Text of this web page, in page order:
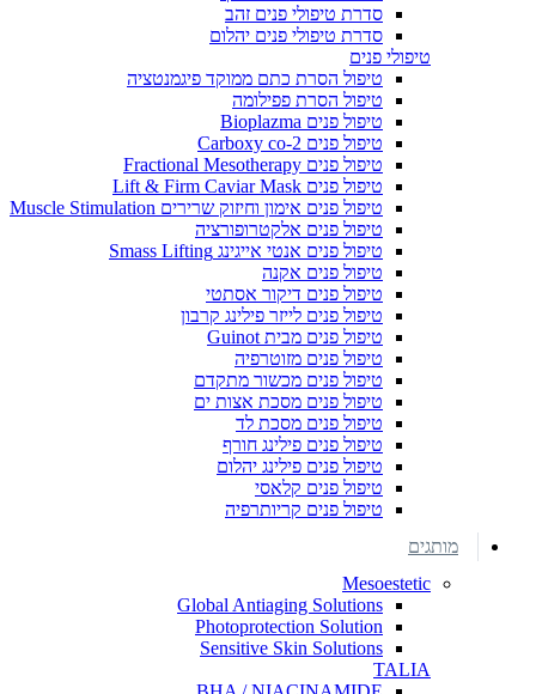
סדרת טיפולי פנים זהב
סדרת טיפולי פנים יהלום
טיפולי פנים
טיפול הסרת כתם ממוקד פיגמנטציה
טיפול הסרת פפילומה
טיפול פנים Bioplazma
טיפול פנים Carboxy co-2
טיפול פנים Fractional Mesotherapy
טיפול פנים Lift & Firm Caviar Mask
טיפול פנים אימון וחיזוק שרירים Muscle Stimulation
טיפול פנים אלקטרופורציה
טיפול פנים אנטי אייגינג Smass Lifting
טיפול פנים אקנה
טיפול פנים דיקור אסתטי
טיפול פנים לייזר פילינג קרבון
טיפול פנים מבית Guinot
טיפול פנים מזוטרפיה
טיפול פנים מכשור מתקדם
טיפול פנים מסכת אצות ים
טיפול פנים מסכת לד
טיפול פנים פילינג חורף
טיפול פנים פילינג יהלום
טיפול פנים קלאסי
טיפול פנים קריותרפיה
מותגים
Mesoestetic
Global Antiaging Solutions
Photoprotection Solution
Sensitive Skin Solutions
TALIA